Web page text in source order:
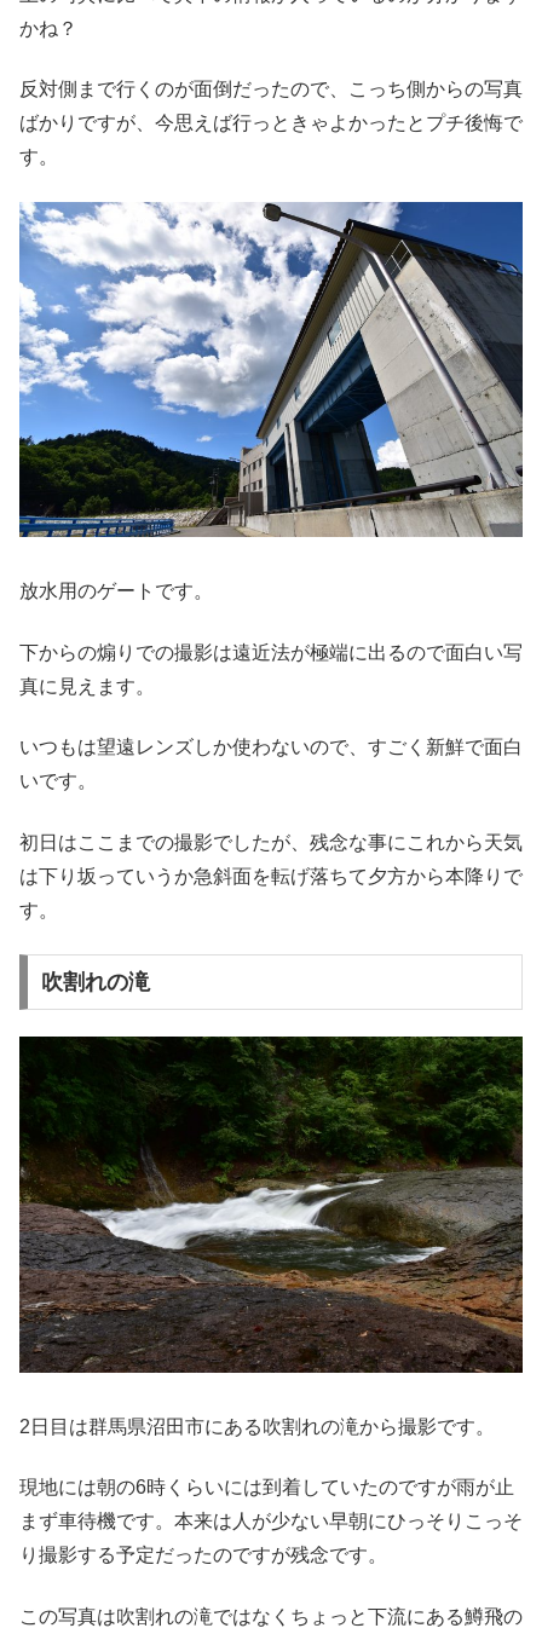
かね？
反対側まで行くのが面倒だったので、こっち側からの写真
ばかりですが、今思えば行っときゃよかったとプチ後悔で
す。
放水用のゲートです。
下からの煽りでの撮影は遠近法が極端に出るので面白い写
真に見えます。
いつもは望遠レンズしか使わないので、すごく新鮮で面白
いです。
初日はここまでの撮影でしたが、残念な事にこれから天気
は下り坂っていうか急斜面を転げ落ちて夕方から本降りで
す。
吹割れの滝
2日目は群馬県沼田市にある吹割れの滝から撮影です。
現地には朝の6時くらいには到着していたのですが雨が止
まず車待機です。本来は人が少ない早朝にひっそりこっそ
り撮影する予定だったのですが残念です。
この写真は吹割れの滝ではなくちょっと下流にある鱒飛の